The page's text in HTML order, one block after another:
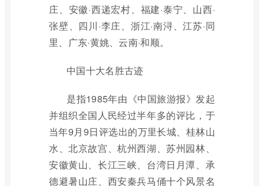
庄、安徽·西递宏村、福建·泰宁、山西·
张壁、四川·李庄、浙江·南浔、江苏·同
里、广东·黄姚、云南·和顺。
中国十大名胜古迹
是指1985年由《中国旅游报》发起
并组织全国人民经过半年多的评比，于
当年9月9日评选出的万里长城、桂林山
水、北京故宫、杭州西湖、苏州园林、
安徽黄山、长江三峡、台湾日月潭、承
德避暑山庄、西安秦兵马俑十个风景名